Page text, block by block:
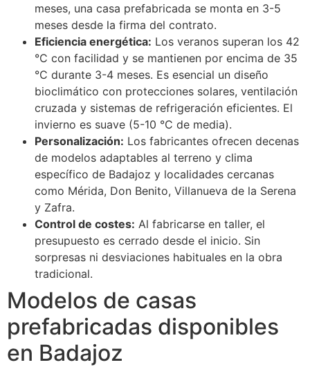
meses, una casa prefabricada se monta en 3-5
meses desde la firma del contrato.
Eficiencia energética: Los veranos superan los 42
°C con facilidad y se mantienen por encima de 35
°C durante 3-4 meses. Es esencial un diseño
bioclimático con protecciones solares, ventilación
cruzada y sistemas de refrigeración eficientes. El
invierno es suave (5-10 °C de media).
Personalización: Los fabricantes ofrecen decenas
de modelos adaptables al terreno y clima
específico de Badajoz y localidades cercanas
como Mérida, Don Benito, Villanueva de la Serena
y Zafra.
Control de costes: Al fabricarse en taller, el
presupuesto es cerrado desde el inicio. Sin
sorpresas ni desviaciones habituales en la obra
tradicional.
Modelos de casas
prefabricadas disponibles
en Badajoz